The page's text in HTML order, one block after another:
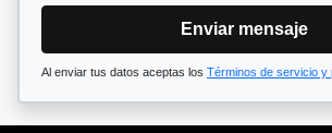
Enviar mensaje
Al enviar tus datos aceptas los Términos de servicio y